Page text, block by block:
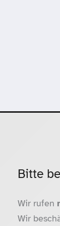
Bitte
Wir rufen
Wir